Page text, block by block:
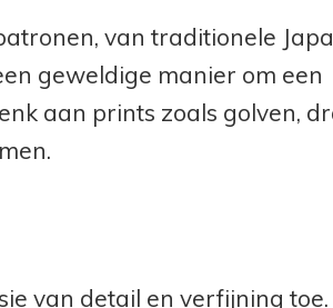
van traditionele
geweldige manier om een
aan prints zoals golven,
van detail en verfijning